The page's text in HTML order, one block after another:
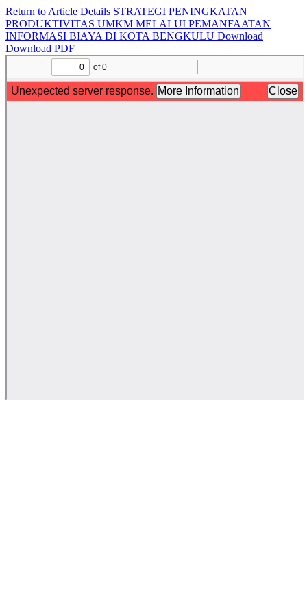
Return to Article Details STRATEGI PENINGKATAN
PRODUKTIVITAS UMKM MELALUI PEMANFAATAN
INFORMASI BIAYA DI KOTA BENGKULU Download
Download PDF